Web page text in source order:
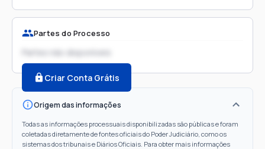
Partes do Processo
Partes não disponíveis
Criar Conta Grátis
Origem das informações
Todas as informações processuais disponibilizadas são públicas e foram
coletadas diretamente de fontes oficiais do Poder Judiciário, como os
sistemas dos tribunais e Diários Oficiais. Para obter mais informações